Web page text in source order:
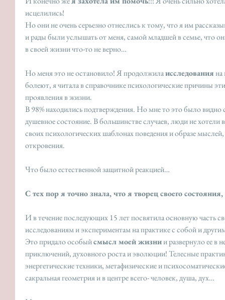
исцелились!
Но они не очень серьезно отнеслись к тому, что я им
и рады были услышать от меня, самой младшей в семье, что
в своей жизни что-то не верно…
Но меня это не остановило! Я продолжила исследования на
болеют, я читала в справочнике психологические причины
проявления в жизни.
В 98% находились подтверждения. Но мне то это было видно
душевное состояние. В большинстве случаев, люди не хотели
своих психологических шаблонах поведения и образе
откровения.
Что было естественной защитной реакцией…
С тех пор я точно знала, что я творец своего
И в течение последующих 15 лет посвятила основную часть
исследованиям и экспериментам на практике с собой и
Это придало особый смысл моей жизни и развернуло ее в
приключений, духовного роста и эволюции! Телесные
энергетические техники, метафизические и
сакральная геометрия и в центре всего- человек, душа, дух…